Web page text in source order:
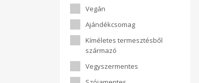
Vegán
Ajándékcsomag
Kíméletes termesztésből
származó
Vegyszermentes